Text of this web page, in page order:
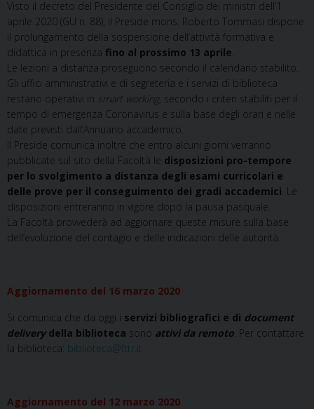
Visto il decreto del Presidente del Consiglio dei ministri dell’1
aprile 2020 (GU n. 88), il Preside mons. Roberto Tommasi dispone
il prolungamento della sospensione dell’attività formativa e
didattica in presenza fino al prossimo 13 aprile.
Le lezioni a distanza proseguono secondo il calendario stabilito.
Gli uffici amministrativi e di segreteria e i servizi di biblioteca
restano operativi in smart working, secondo i criteri stabiliti per il
tempo di emergenza Coronavirus e sulla base degli orari e nelle
date previsti dall’Annuario accademico.
Il Preside comunica inoltre che entro alcuni giorni verranno
pubblicate sul sito della Facoltà le disposizioni pro-tempore
per lo svolgimento a distanza degli esami curricolari e
delle prove per il conseguimento dei gradi accademici. Le
disposizioni entreranno in vigore dopo la pausa pasquale.
La Facoltà provvederà ad aggiornare queste misure sulla base
dell’evoluzione del contagio e delle indicazioni delle autorità.
Aggiornamento del 16 marzo 2020
Si comunica che da oggi i servizi bibliografici e di document
deliverydella biblioteca sono attivi da remoto. Per contattare
la biblioteca: biblioteca@fttr.it
Aggiornamento del 12 marzo 2020